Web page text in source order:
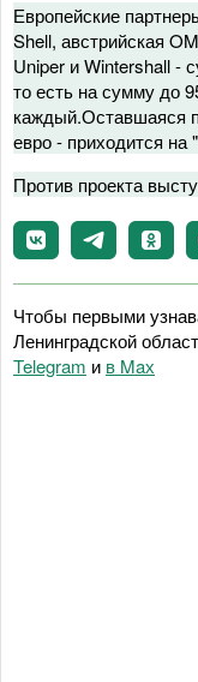
Европейские
Shell, австрийская
Uniper и Wintershall -
то есть на сумму до
каждый.Оставшаяся
евро - приходится на
Против проекта
Чтобы первыми
Ленинградской
Telegram и в Maх